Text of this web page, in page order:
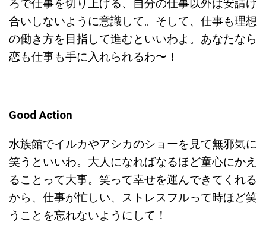
ろで仕事を切り上げる、自分の仕事以外は安請け
合いしないように意識して。そして、仕事も理想
の働き方を目指して進むといいわよ。あなたなら
恋も仕事も手に入れられるわ〜！
Good Action
水族館でイルカやアシカのショーを見て無邪気に
笑うといいわ。大人になればなるほど童心にかえ
ることって大事。笑って幸せを運んできてくれる
から、仕事が忙しい、ストレスフルって時ほど笑
うことを忘れないようにして！